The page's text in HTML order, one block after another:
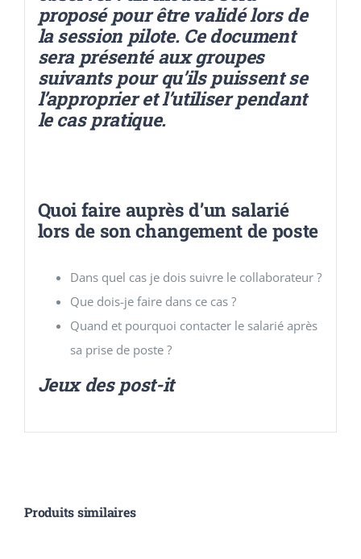
proposé pour être validé lors de
la session pilote. Ce document
sera présenté aux groupes
suivants pour qu’ils puissent se
l’approprier et l’utiliser pendant
le cas pratique.
Quoi faire auprès d’un salarié
lors de son changement de poste
Dans quel cas je dois suivre le collaborateur ?
Que dois-je faire dans ce cas ?
Quand et pourquoi contacter le salarié après
sa prise de poste ?
Jeux des post-it
Produits similaires